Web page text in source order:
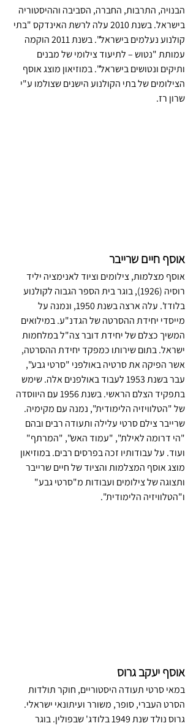
הבנויה, התרבות, החברה, הסביבה וההיסטוריה
בישראל. בשנת 2010 עלה לרשת האינדקס "בתי
קולנוע נעלמים בישראל". בשנת 2011 הוקמה
עמותת "נטוש – לתיעוד צילומי של מבנים
ותיקים ונטושים בישראל". במוזיאון מוצג אוסף
הצילומים של בתי הקולנוע הישנים שצולמו ע"י
שרון רז.
אוסף חיים שרייבר
אוסף מצלמות, צילומים וציוד לאנימציה יליד
רוסיה (1926), בוגר בית הספר הגבוה לקולנוע
בלודז'. עלה ארצה בשנת 1950, ונמנה על
מייסדי יחידת ההסרטה של הגדנ"ע. במילואים
המשיך כצלם של יחידת דובר צה"ל במלחמות
ישראל. בתום שירותו כמפקד יחידת ההסרטה,
אשר הפיקה את סרטיה באולפני "סרטי גבע",
עבר בשנת 1953 לעבוד באולפנים אלה. שימש
בתפקיד הצלם הראשי. בשנת 1956 עם היווסדה
של "הטלוויזיה הלימודית", נמנה עם מקימיה.
שרייבר צילם סרטי עלילה ותעודה רבים ובהם
"הי דרומה לאילת", "עמוד האש", "המרתף"
ועוד. על עבודותיו זכה בפרסים רבים. במוזיאון
מוצג אוסף המצלמות והציוד של חיים שרייבר
ותצוגה של צילומים ועבודות מ"סרטי גבע"
ו"הטלוויזיה הלימודית".
אוסף יעקב גרוס
במאי סרטי תעודה היסטוריים, חוקר תולדות
הסרט העברי, סופר, משורר ועיתונאי ישראלי.
גרוס נולד שנת 1949 בלודג' שבפולין. בוגר